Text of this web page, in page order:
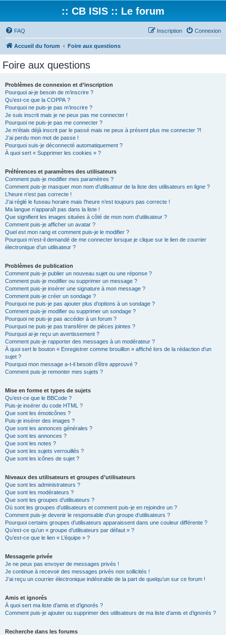
:: CB ISIS :: Le forum
FAQ Connexion
Inscription
Accueil du forum Foire aux questions
Foire aux questions
Problèmes de connexion et d’inscription
Pourquoi ai-je besoin de m’inscrire ?
Qu’est-ce que la COPPA ?
Pourquoi ne puis-je pas m’inscrire ?
Je suis inscrit mais je ne peux pas me connecter !
Pourquoi ne puis-je pas me connecter ?
Je m’étais déjà inscrit par le passé mais ne peux à présent plus me connecter ?!
J’ai perdu mon mot de passe !
Pourquoi suis-je déconnecté automatiquement ?
À quoi sert « Supprimer les cookies » ?
Préférences et paramètres des utilisateurs
Comment puis-je modifier mes paramètres ?
Comment puis-je masquer mon nom d’utilisateur de la liste des utilisateurs en ligne ?
L’heure n’est pas correcte !
J’ai réglé le fuseau horaire mais l’heure n’est toujours pas correcte !
Ma langue n’apparaît pas dans la liste !
Que signifient les images situées à côté de mon nom d’utilisateur ?
Comment puis-je afficher un avatar ?
Quel est mon rang et comment puis-je le modifier ?
Pourquoi m’est-il demandé de me connecter lorsque je clique sur le lien de courrier
électronique d’un utilisateur ?
Problèmes de publication
Comment puis-je publier un nouveau sujet ou une réponse ?
Comment puis-je modifier ou supprimer un message ?
Comment puis-je insérer une signature à mon message ?
Comment puis-je créer un sondage ?
Pourquoi ne puis-je pas ajouter plus d’options à un sondage ?
Comment puis-je modifier ou supprimer un sondage ?
Pourquoi ne puis-je pas accéder à un forum ?
Pourquoi ne puis-je pas transférer de pièces jointes ?
Pourquoi ai-je reçu un avertissement ?
Comment puis-je rapporter des messages à un modérateur ?
À quoi sert le bouton « Enregistrer comme brouillon » affiché lors de la rédaction d’un
sujet ?
Pourquoi mon message a-t-il besoin d’être approuvé ?
Comment puis-je remonter mes sujets ?
Mise en forme et types de sujets
Qu’est-ce que le BBCode ?
Puis-je insérer du code HTML ?
Que sont les émoticônes ?
Puis-je insérer des images ?
Que sont les annonces générales ?
Que sont les annonces ?
Que sont les notes ?
Que sont les sujets verrouillés ?
Que sont les icônes de sujet ?
Niveaux des utilisateurs et groupes d’utilisateurs
Que sont les administrateurs ?
Que sont les modérateurs ?
Que sont les groupes d’utilisateurs ?
Où sont les groupes d’utilisateurs et comment puis-je en rejoindre un ?
Comment puis-je devenir le responsable d’un groupe d’utilisateurs ?
Pourquoi certains groupes d’utilisateurs apparaissent dans une couleur différente ?
Qu’est-ce qu’un « groupe d’utilisateurs par défaut » ?
Qu’est-ce que le lien « L’équipe » ?
Messagerie privée
Je ne peux pas envoyer de messages privés !
Je continue à recevoir des messages privés non sollicités !
J’ai reçu un courrier électronique indésirable de la part de quelqu’un sur ce forum !
Amis et ignorés
À quoi sert ma liste d’amis et d’ignorés ?
Comment puis-je ajouter ou supprimer des utilisateurs de ma liste d’amis et d’ignorés ?
Recherche dans les forums